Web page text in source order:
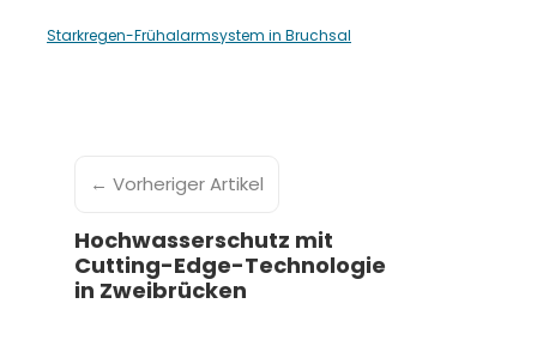
Starkregen-Frühalarmsystem in Bruchsal
← Vorheriger Artikel
Hochwasserschutz mit
Cutting-Edge-Technologie
in Zweibrücken